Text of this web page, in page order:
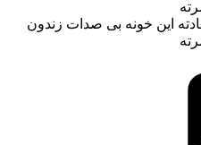
این خونه بی صدات زندون